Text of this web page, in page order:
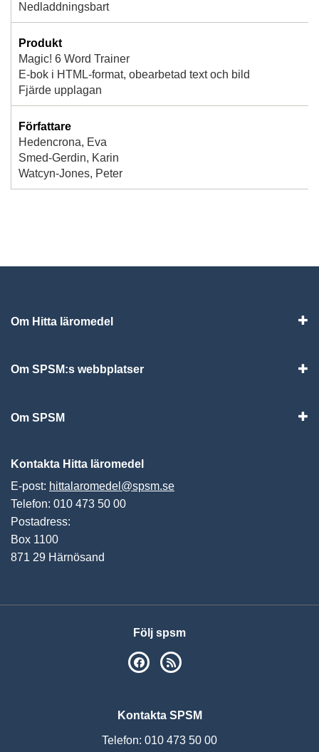
Nedladdningsbart
Produkt
Magic! 6 Word Trainer
E-bok i HTML-format, obearbetad text och bild
Fjärde upplagan
Författare
Hedencrona, Eva
Smed-Gerdin, Karin
Watcyn-Jones, Peter
Om Hitta läromedel
Om SPSM:s webbplatser
Om SPSM
Kontakta Hitta läromedel
E-post: hittalaromedel@spsm.se
Telefon: 010 473 50 00
Postadress:
Box 1100
871 29 Härnösand
Följ spsm
SPSM på Facebook
Kontakta SPSM
Telefon: 010 473 50 00